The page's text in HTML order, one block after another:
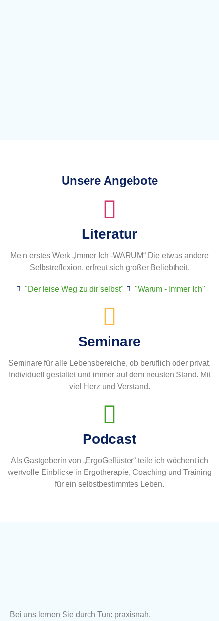
Unsere Angebote
Literatur
Mein erstes Werk „Immer Ich -WARUM“ Die etwas andere
Selbstreflexion, erfreut sich großer Beliebtheit.
"Der leise Weg zu dir selbst" "Warum - Immer Ich"
Seminare
Seminare für alle Lebensbereiche, ob beruflich oder privat.
Individuell gestaltet und immer auf dem neusten Stand. Mit
viel Herz und Verstand.
Podcast
Als Gastgeberin von „ErgoGeflüster“ teile ich wöchentlich
wertvolle Einblicke in Ergotherapie, Coaching und Training
für ein selbstbestimmtes Leben.
Bei uns lernen Sie durch Tun: praxisnah,